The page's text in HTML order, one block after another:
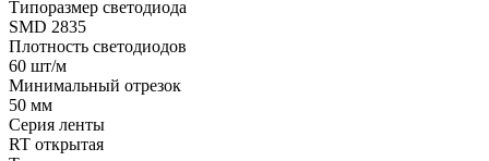
Типоразмер светодиода
SMD 2835
Плотность светодиодов
60 шт/м
Минимальный отрезок
50 мм
Серия ленты
RT открытая